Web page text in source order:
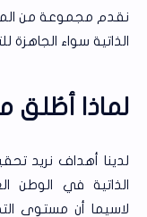
نقدم مجموعة من
الذاتية سواء الجاهزة
لماذا أطُلق
لدينا أهداف نريد
لاسيما أن مستوى